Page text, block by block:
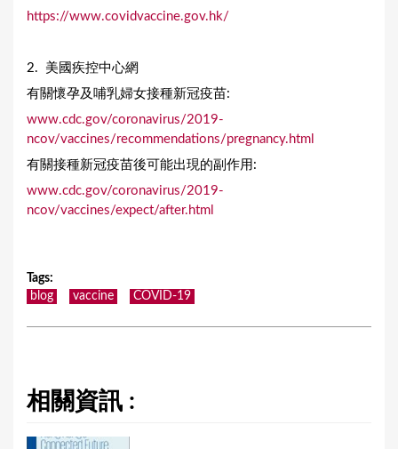
https://www.covidvaccine.gov.hk/
2. 美國疾控中心網
有關懷孕及哺乳婦女接種新冠疫苗:
www.cdc.gov/coronavirus/2019-
ncov/vaccines/recommendations/pregnancy.html
有關接種新冠疫苗後可能出現的副作用:
www.cdc.gov/coronavirus/2019-
ncov/vaccines/expect/after.html
Tags:
blog
vaccine COVID-19
相關資訊 :